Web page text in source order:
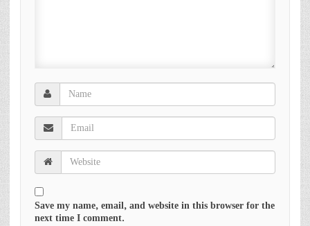
Save my name, email, and website in this browser for the
next time I comment.